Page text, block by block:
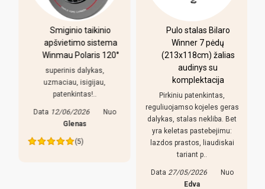
Smiginio taikinio
apšvietimo sistema
Winmau Polaris 120°
superinis dalykas,
uzmaciau, isigijau,
patenkintas!..
Data 12/06/2026
Nuo
Glenas
(5)
Pulo stalas Bilaro
Winner 7 pėdų
(213x118cm) žalias
audinys su
komplektacija
Pirkiniu patenkintas,
reguliuojamso kojeles geras
dalykas, stalas nekliba. Bet
yra keletas pastebejimu:
lazdos prastos, liaudiskai
tariant p..
Data 27/05/2026
Nuo
Edva